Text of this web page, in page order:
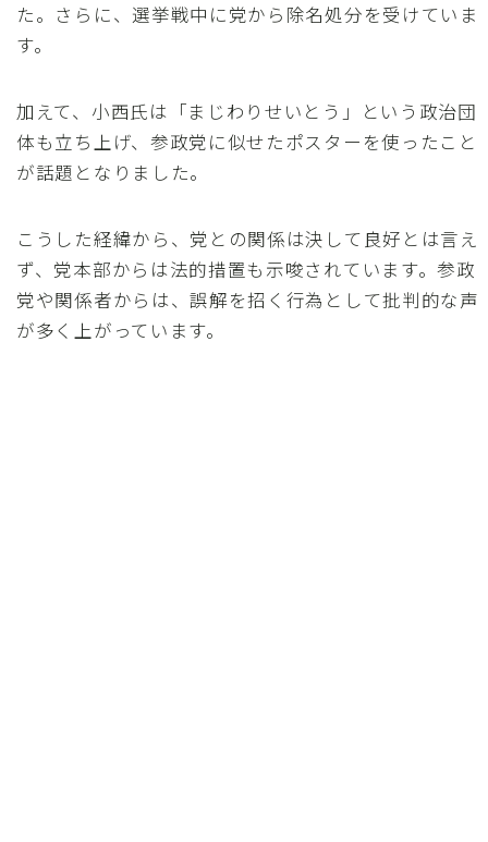
た。さらに、選挙戦中に党から除名処分を受けていま
す。
加えて、小西氏は「まじわりせいとう」という政治団
体も立ち上げ、参政党に似せたポスターを使ったこと
が話題となりました。
こうした経緯から、党との関係は決して良好とは言え
ず、党本部からは法的措置も示唆されています。参政
党や関係者からは、誤解を招く行為として批判的な声
が多く上がっています。